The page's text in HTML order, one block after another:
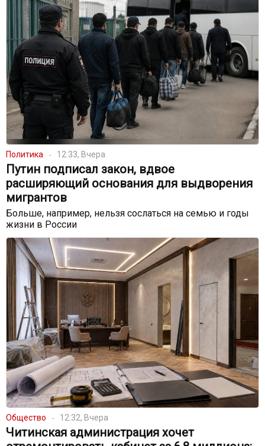
Политика 12:33, Вчера
Путин подписал закон, вдвое
расширяющий основания для выдворения
мигрантов
Больше, например, нельзя сослаться на семью и годы
жизни в России
Общество 12:32, Вчера
Читинская администрация хочет